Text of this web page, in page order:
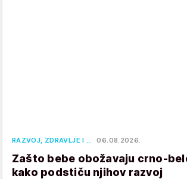
RAZVOJ, ZDRAVLJE I … 06.08.2026.
Zašto bebe obožavaju crno-
kako podstiču njihov razvoj